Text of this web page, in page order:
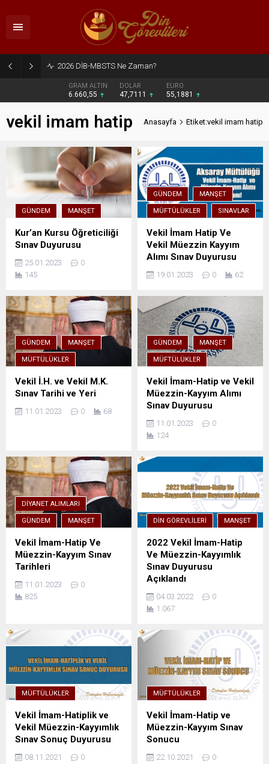
2026 DİB-MBSTS Ne Zaman?
GRAM ALTIN
6.660,55
DOLAR
47,7111
EURO
55,1881
vekil imam hatip Anasayfa Etiket:vekil imam hatip
GÜNDEM MANŞET
Kur’an Kursu Öğreticiliği
Sınav Duyurusu
25.01.2023
0
145
GÜNDEM MANŞET
MÜFTÜLÜKLER SINAVLAR
Vekil İmam Hatip Ve
Vekil Müezzin Kayyım
Alımı Sınav Duyurusu
19.01.2023 0 62
GÜNDEM MANŞET
MÜFTÜLÜKLER
Vekil İ.H. ve Vekil M.K.
Sınav Tarihi ve Yeri
11.01.2023 0 68
GÜNDEM MANŞET
MÜFTÜLÜKLER
Vekil İmam-Hatip ve Vekil
Müezzin-Kayyım Alımı
Sınav Duyurusu
11.01.2023
0
124
DIYANET ALIMLARI
GÜNDEM MANŞET
Vekil İmam-Hatip Ve
Müezzin-Kayyım Sınav
Tarihleri
11.01.2023
0
825
DIN GÖREVLILERI MANŞET
2022 Vekil İmam-Hatip
Ve Müezzin-Kayyımlık
Sınav Duyurusu
Açıklandı
04.03.2022
0
1.067
MÜFTÜLÜKLER
Vekil İmam-Hatiplik ve
Vekil Müezzin-Kayyımlık
Sınav Sonuç Duyurusu
08.11.2021
0
MÜFTÜLÜKLER
Vekil İmam-Hatip ve
Müezzin-Kayyım Sınav
Sonucu
22.10.2021
0